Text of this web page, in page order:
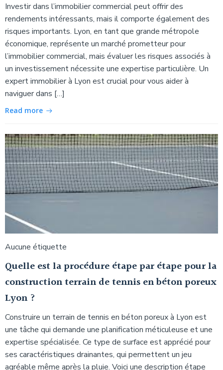
Investir dans l’immobilier commercial peut offrir des
rendements intéressants, mais il comporte également des
risques importants. Lyon, en tant que grande métropole
économique, représente un marché prometteur pour
l’immobilier commercial, mais évaluer les risques associés à
un investissement nécessite une expertise particulière. Un
expert immobilier à Lyon est crucial pour vous aider à
naviguer dans […]
Read more
Aucune étiquette
Quelle est la procédure étape par étape pour la
construction terrain de tennis en béton poreux
Lyon ?
Construire un terrain de tennis en béton poreux à Lyon est
une tâche qui demande une planification méticuleuse et une
expertise spécialisée. Ce type de surface est apprécié pour
ses caractéristiques drainantes, qui permettent un jeu
agréable même après la pluie. Voici une description étape